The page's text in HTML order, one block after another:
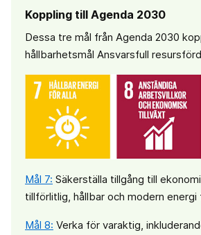
Koppling till Agenda 2030
Dessa tre mål från Agenda 2030
hållbarhetsmål Ansvarsfull
Mål 7: Säkerställa tillgång till
tillförlitlig, hållbar och modern energi
Mål 8: Verka för varaktig,